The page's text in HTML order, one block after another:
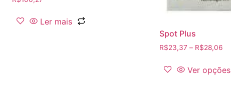
Ler mais
Spot Plus
R$23,37 – R$28,06
Ver opções